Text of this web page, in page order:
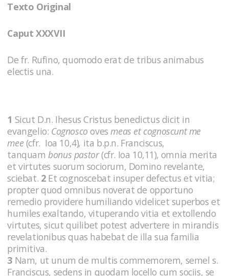
Texto Original
Caput XXXVII
De fr. Rufino, quomodo erat de tribus animabus
electis una.
1 Sicut D.n. Ihesus Cristus benedictus dicit in
evangelio: Cognoscoovesmeas et cognoscunt me
mee(cfr. Ioa 10,4), ita b.p.n. Franciscus,
tanquambonus pastor(cfr. Ioa 10,11), omnia merita
et virtutes suorum sociorum, Domino revelante,
sciebat. 2Et cognoscebat insuper defectus et vitia;
propter quod omnibus noverat de opportuno
remedio providere humiliando videlicet superbos et
humiles exaltando, vituperando vitia et extollendo
virtutes, sicut quilibet potest advertere in mirandis
revelationibus quas habebat de illa sua familia
primitiva.
3 Nam, ut unum de multis commemorem, semel s.
Franciscus, sedens in quodam locello cum sociis, se